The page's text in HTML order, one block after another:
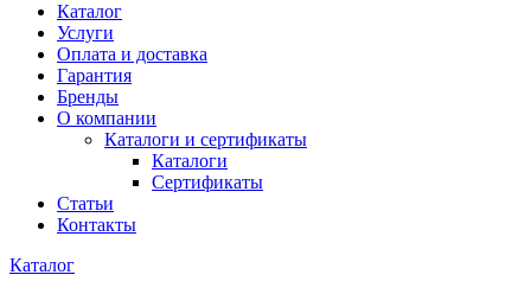
Каталог
Услуги
Оплата и доставка
Гарантия
Бренды
О компании
Каталоги и сертификаты
Каталоги
Сертификаты
Статьи
Контакты
Каталог